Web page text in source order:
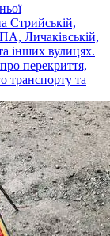
Стрийській,
Личаківській,
інших вулицях.
перекриття,
транспорту та